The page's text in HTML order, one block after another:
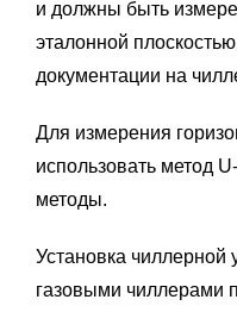
и должны быть
эталонной
документации на
Для измерения
использовать метод
методы.
Установка чиллерной
газовыми чиллерами